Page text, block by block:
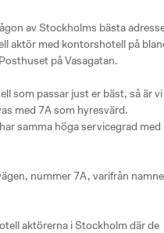
av Stockholms bästa
aktör med kontorshotell på
på Vasagatan.
som passar just er bäst, så är vi
med 7A som hyresvärd.
samma höga servicegrad med
nummer 7A, varifrån
aktörerna i Stockholm där de